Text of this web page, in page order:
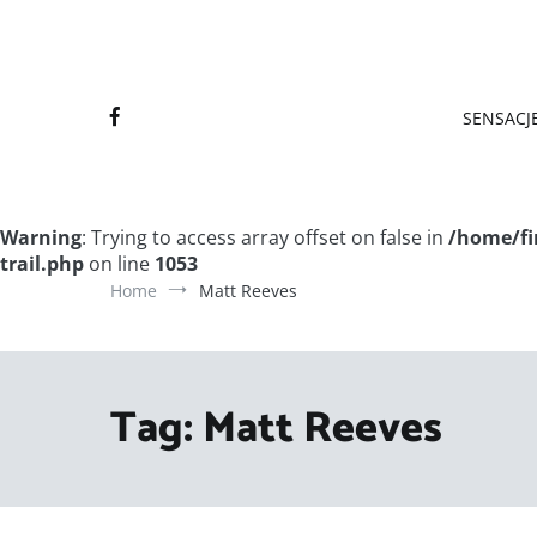
Warning: Trying to access array offset on false in /home/
trail.php on line 1053
Home Matt Reeves
Tag: Matt Reeves